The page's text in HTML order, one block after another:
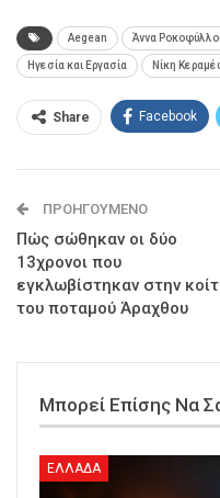
Aegean Άννα
Ηγεσία και Εργασία Νίκη
Share Facebook
ΠΡΟΗΓΟΎΜΕΝΟ
Πώς σώθηκαν οι δύο
13χρονοι που
εγκλωβίστηκαν στην
του ποταμού Άραχθου
Μπορεί Επίσης Να
ΕΛΛΑΔΑ